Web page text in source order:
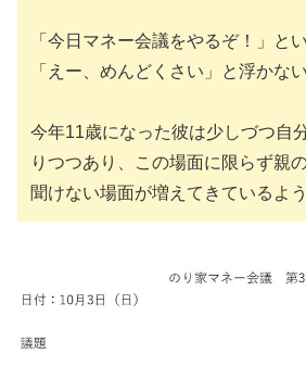
「今日マネー会議をやるぞ！」と
「えー、めんどくさい」と浮かない
今年11歳になった彼は少しづつ自
りつつあり、この場面に限らず親
聞けない場面が増えてきているよう